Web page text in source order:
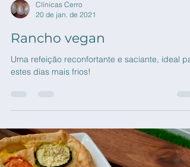
20 de jan. de 2021
Rancho vegan